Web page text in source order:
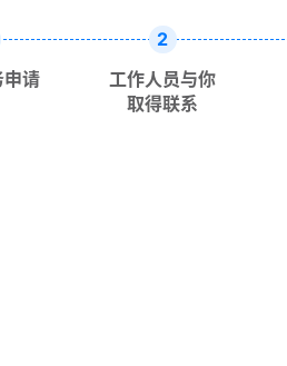
申请
2
工作人员与你
取得联系